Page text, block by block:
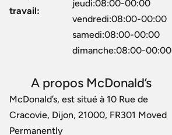
travail:
jeudi:08:00-00:00
vendredi:08:00-00:00
samedi:08:00-00:00
dimanche:08:00-00:00
A propos McDonald’s
McDonald’s, est situé à 10 Rue de
Cracovie, Dijon, 21000, FR301 Moved
Permanently